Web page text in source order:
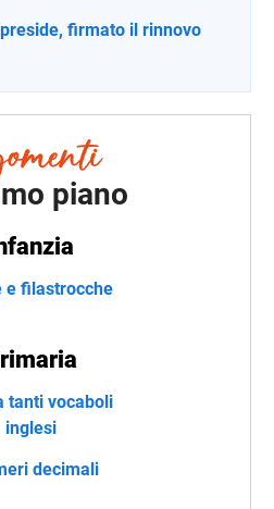
firmato il rinnovo
piano
e filastrocche
tanti vocaboli
inglesi
decimali